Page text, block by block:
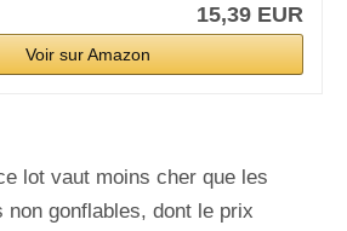
15,39 EUR
Voir sur Amazon
lot vaut moins cher que les
non gonflables, dont le prix